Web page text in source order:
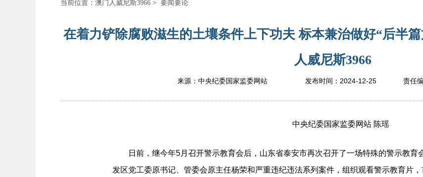
当前位置： 澳门人威尼斯3966 > 要闻要论
在着力铲除腐败滋生的土壤条件上下功夫 标本兼治做好“后半
人威尼斯3966
来源：中央纪委国家监委网站 发布时间： 2024-12-25 责任
中央纪委国家监委网站 陈瑶
日前，继今年5月召开警示教育会后，山东省泰安市再次召开了一场特殊的警示教育
发区党工委原书记、管委会原主任杨荣和严重违纪违法系列案件，组织观看警示教育片